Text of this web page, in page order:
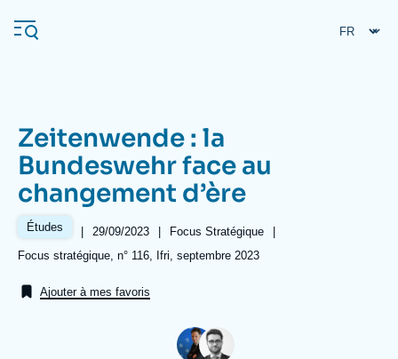
au
contenu
Navigation
principale
L'Ifri
Analyses
Zeitenwende : la
Bundeswehr face au
changement d’ère
Études |
Date
publication
29/09/2023 |
Référence
taxonomie
collections
Focus Stratégique
|
Références
Focus stratégique, n° 116, Ifri, septembre 2023
Ajouter à mes favoris